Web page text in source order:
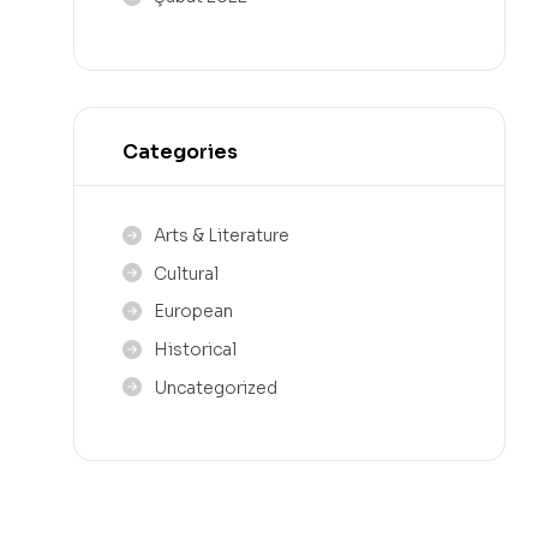
Categories
Arts & Literature
Cultural
European
Historical
Uncategorized